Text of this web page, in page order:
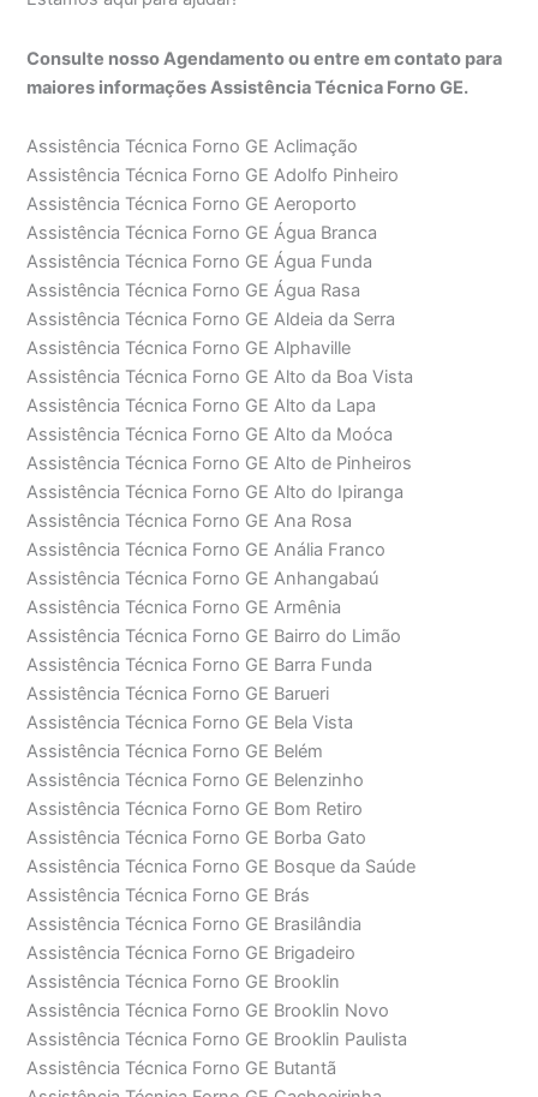
Consulte nosso Agendamento ou entre em contato para
maiores informações Assistência Técnica Forno GE.
Assistência Técnica Forno GE Aclimação
Assistência Técnica Forno GE Adolfo Pinheiro
Assistência Técnica Forno GE Aeroporto
Assistência Técnica Forno GE Água Branca
Assistência Técnica Forno GE Água Funda
Assistência Técnica Forno GE Água Rasa
Assistência Técnica Forno GE Aldeia da Serra
Assistência Técnica Forno GE Alphaville
Assistência Técnica Forno GE Alto da Boa Vista
Assistência Técnica Forno GE Alto da Lapa
Assistência Técnica Forno GE Alto da Moóca
Assistência Técnica Forno GE Alto de Pinheiros
Assistência Técnica Forno GE Alto do Ipiranga
Assistência Técnica Forno GE Ana Rosa
Assistência Técnica Forno GE Anália Franco
Assistência Técnica Forno GE Anhangabaú
Assistência Técnica Forno GE Armênia
Assistência Técnica Forno GE Bairro do Limão
Assistência Técnica Forno GE Barra Funda
Assistência Técnica Forno GE Barueri
Assistência Técnica Forno GE Bela Vista
Assistência Técnica Forno GE Belém
Assistência Técnica Forno GE Belenzinho
Assistência Técnica Forno GE Bom Retiro
Assistência Técnica Forno GE Borba Gato
Assistência Técnica Forno GE Bosque da Saúde
Assistência Técnica Forno GE Brás
Assistência Técnica Forno GE Brasilândia
Assistência Técnica Forno GE Brigadeiro
Assistência Técnica Forno GE Brooklin
Assistência Técnica Forno GE Brooklin Novo
Assistência Técnica Forno GE Brooklin Paulista
Assistência Técnica Forno GE Butantã